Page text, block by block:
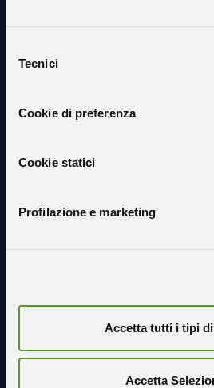
delTecnici
Cookie di preferenza
Cookie statici
Profilazione e marketing
Accetta tutti i tipi
Accetta